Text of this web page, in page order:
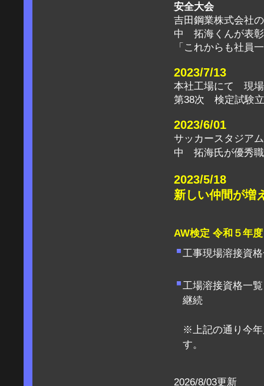
安全大会
吉田鋼業株式会社
中 拓海くんが表
「これからも社員
2023/7/13
本社工場にて 現場
第38次 検定試験
2023/6/01
サッカースタジア
中 拓海氏が優秀職
2023/5/18
新しい仲間が増
AW検定 令和５年
工事現場溶
工場溶接資格一
※上記の通り今年
2026/8/03更新